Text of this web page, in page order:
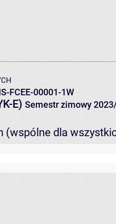
FCEE-00001-1W
E) Semestr zimowy
(wspólne dla